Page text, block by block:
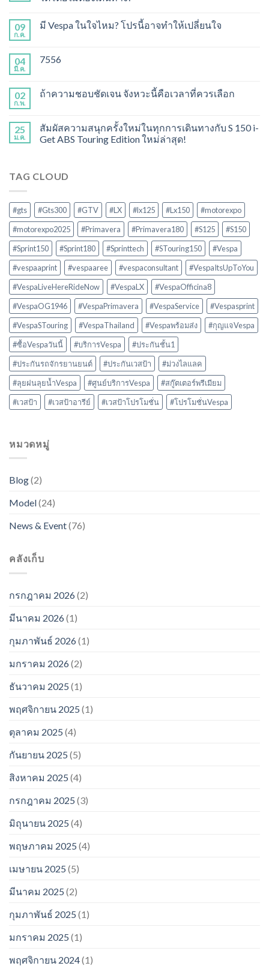
09
ก.ค.
มี Vespa ในใจไหม? โปรนี้อาจทำให้เปลี่ยนใจ
04
มี.ค.
7556
02
ก.พ.
ถ้าความชอบชัดเจน จังหวะนี้คือเวลาที่ควรเลือก
25
ม.ค.
สัมผัสความสนุกครั้งใหม่ในทุกการเดินทางกับ S 150 i-
Get ABS Touring Edition ใหม่ล่าสุด!
TAG CLOUD
#gts #Gts300 #GTV #LX #lx125 #Lx150
#motorexpo
#motorexpo2025
#Primavera #Primavera180 #S125
#S150
#Sprint150
#Sprint180 #Sprinttech #STouring150
#Vespa
#vespaaprint
#vespaaree #vespaconsultant
#VespaItsUpToYou
#VespaLiveHereRideNow
#VespaLX
#VespaOfficina8
#VespaOG1946
#VespaPrimavera #VespaService
#Vespasprint
#VespaSTouring
#VespaThailand #Vespaพร้อมส่ง
#กุญแจVespa
#ซื้อVespaวันนี้
#บริการVespa
#ประกันชั้น1
#ประกันรถจักรยานยนต์
#ประกันเวสป้า
#ม่วงไลแลค
#ลุยฝนลุยน้ำVespa
#ศูนย์บริการVespa
#สกู๊ตเตอร์พรีเมียม
#เวสป้า
#เวสป้าอารีย์ #เวสป้าโปรโมชั่น #โปรโมชั่นVespa
หมวดหมู่
Blog(2)
Model(24)
News & Event(76)
คลังเก็บ
กรกฎาคม 2026(2)
มีนาคม 2026(1)
กุมภาพันธ์ 2026(1)
มกราคม 2026(2)
ธันวาคม 2025 (1)
พฤศจิกายน 2025 (1)
ตุลาคม 2025 (4)
กันยายน 2025 (5)
สิงหาคม 2025 (4)
กรกฎาคม 2025 (3)
มิถุนายน 2025 (4)
พฤษภาคม 2025 (4)
เมษายน 2025 (5)
มีนาคม 2025 (2)
กุมภาพันธ์ 2025 (1)
มกราคม 2025 (1)
พฤศจิกายน 2024(1)